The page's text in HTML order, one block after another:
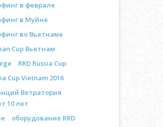
в феврале
в Муйне
во Вьетнаме
Cup Вьетнам
RRD Russia Cup
Cup Vietnam 2016
Ветратория
10 лет
оборудование RRD